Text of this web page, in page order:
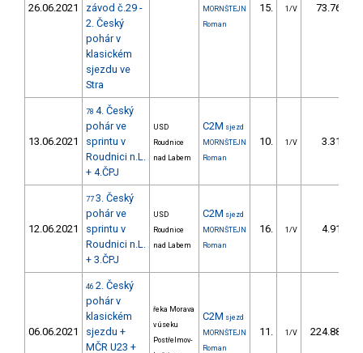
26.06.2021
závod č.29 -
2. Český
pohár v
klasickém
sjezdu ve
Stra
MORNŠTEJN
Roman
15. 1/V 73.76
13.06.2021
78 4. Český
pohár ve
sprintu v
Roudnici n.L.
+ 4.ČPJ
USD
Roudnice
nad Labem
C2M sjezd
MORNŠTEJN
Roman
10. 1/V 3.31
12.06.2021
77 3. Český
pohár ve
sprintu v
Roudnici n.L.
+ 3.ČPJ
USD
Roudnice
nad Labem
C2M sjezd
MORNŠTEJN
Roman
16. 1/V 4.91
06.06.2021
46 2. Český
pohár v
klasickém
sjezdu +
MČR U23 +
řeka Morava
v úseku
Postřelmov-
C2M sjezd
MORNŠTEJN
Roman
11. 1/V 224.88